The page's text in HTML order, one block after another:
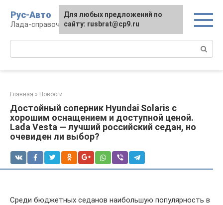
контенту
Рус-Авто
Лада-справочник
Главная » Новости
Достойный соперник Hyundai Solaris с
хорошим оснащением и доступной ценой.
Lada Vesta — лучший российский седан, но
очевиден ли выбор?
Среди бюджетных седанов наибольшую популярность в
Для любых предложений по
сайту: rusbrat@cp9.ru